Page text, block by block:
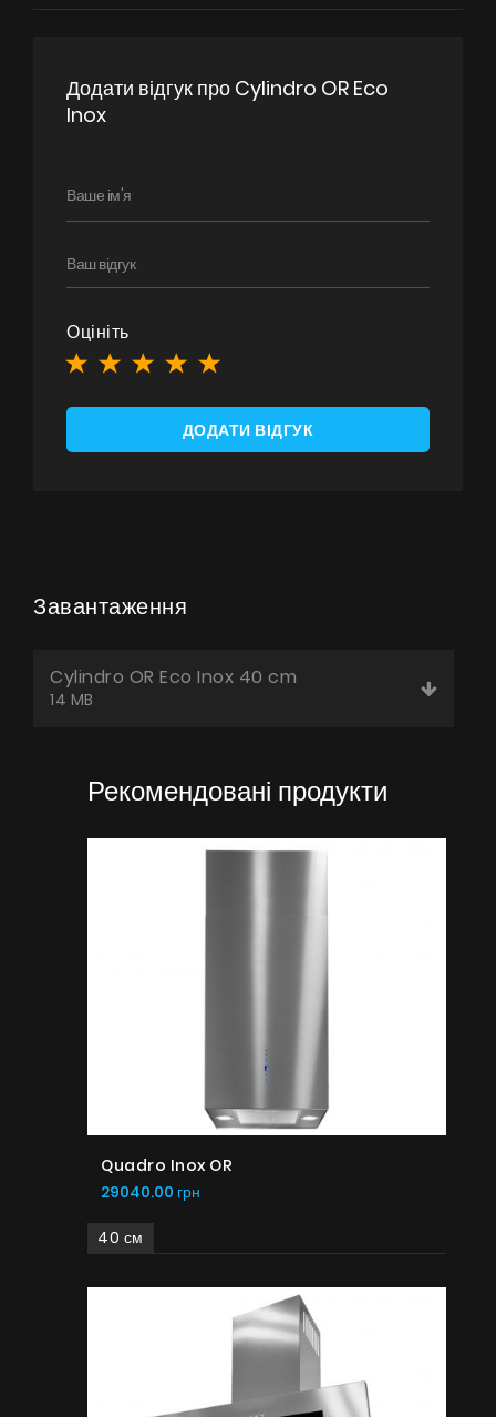
Про нас
Технічна підтримка
Галерея
Контакти
UA|RU
Додати відгук про Cylindro OR Eco
Inox
Оцініть
ДОДАТИ ВІДГУК
Завантаження
Cylindro OR Eco Inox 40 cm
14 MB
Рекомендовані продукти
Quadro Inox OR
29040.00 грн
40 см